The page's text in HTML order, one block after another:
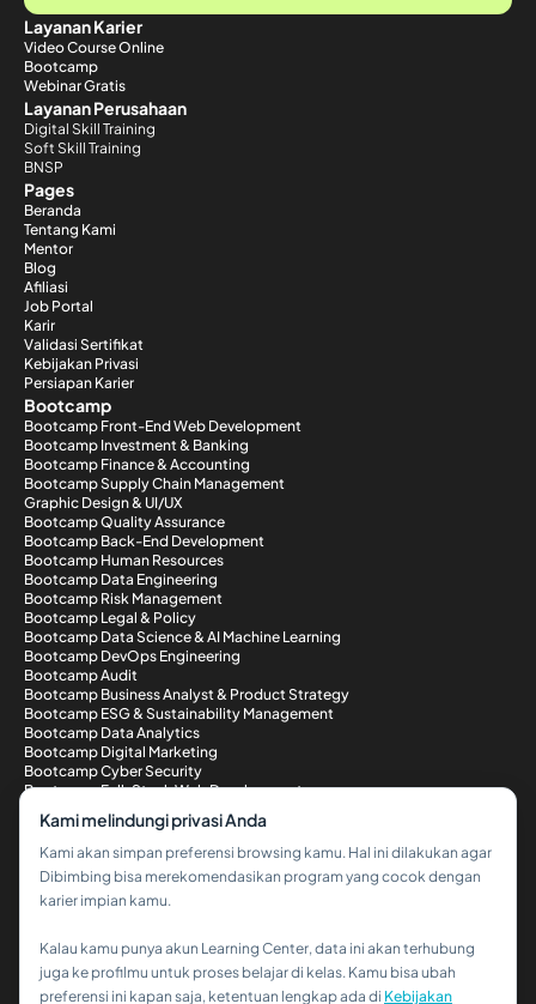
Hi!👋
Layanan Karier
Video Course Online
Bootcamp
Webinar Gratis
Layanan Perusahaan
Digital Skill Training
Soft Skill Training
BNSP
Pages
Beranda
Tentang Kami
Mentor
Blog
Afiliasi
Job Portal
Karir
Validasi Sertifikat
Kebijakan Privasi
Persiapan Karier
Bootcamp
Bootcamp Front-End Web Development
Bootcamp Investment & Banking
Bootcamp Finance & Accounting
Bootcamp Supply Chain Management
Graphic Design & UI/UX
Bootcamp Quality Assurance
Bootcamp Back-End Development
Bootcamp Human Resources
Bootcamp Data Engineering
Bootcamp Risk Management
Bootcamp Legal & Policy
Bootcamp Data Science & AI Machine Learning
Bootcamp DevOps Engineering
Bootcamp Audit
Bootcamp Business Analyst & Product Strategy
Bootcamp ESG & Sustainability Management
Bootcamp Data Analytics
Bootcamp Digital Marketing
Bootcamp Cyber Security
Bootcamp Full-Stack Web Development
Metode Pembayaran
Kami melindungi privasi Anda
Kami akan simpan preferensi browsing kamu. Hal ini dilakukan agar
Dibimbing bisa merekomendasikan program yang cocok dengan
karier impian kamu.
Kalau kamu punya akun Learning Center, data ini akan terhubung
juga ke profilmu untuk proses belajar di kelas. Kamu bisa ubah
preferensi ini kapan saja, ketentuan lengkap ada di Kebijakan